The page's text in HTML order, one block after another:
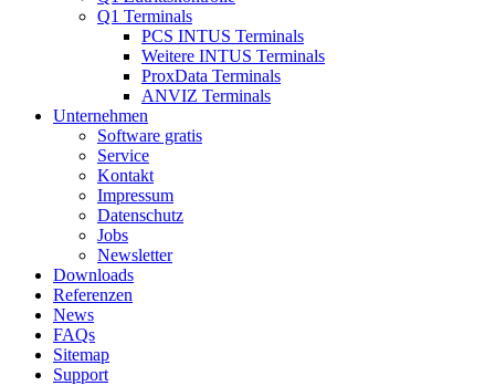
Q1 Terminals
PCS INTUS Terminals
Weitere INTUS Terminals
ProxData Terminals
ANVIZ Terminals
Unternehmen
Software gratis
Service
Kontakt
Impressum
Datenschutz
Jobs
Newsletter
Downloads
Referenzen
News
FAQs
Sitemap
Support